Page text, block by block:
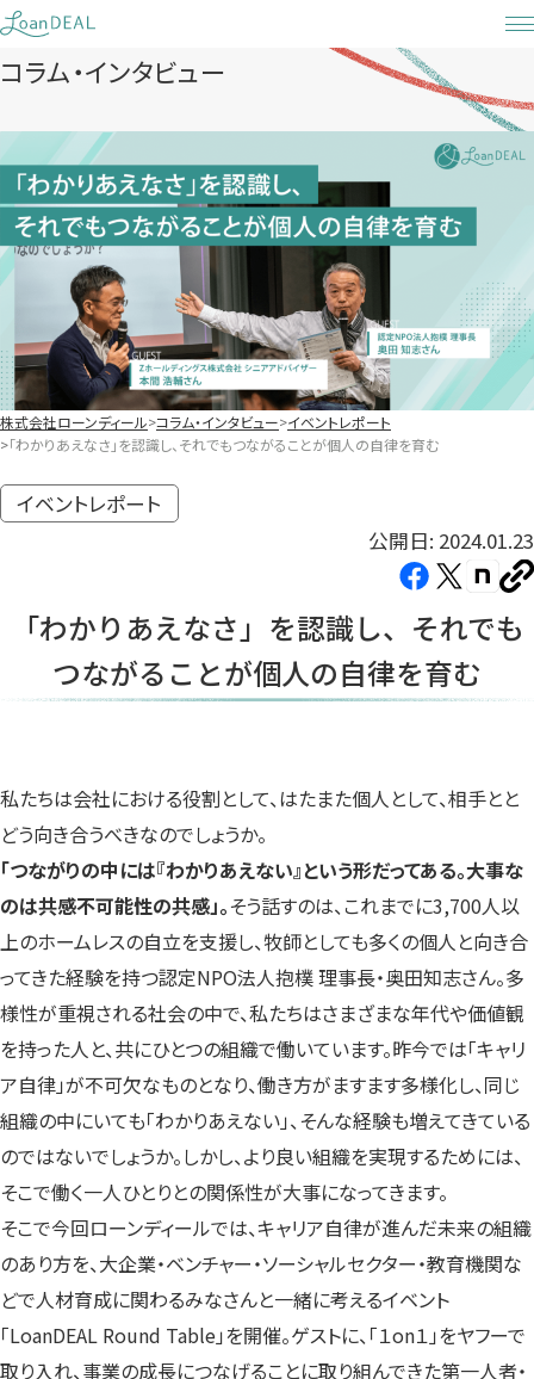
Skip
to
content
コラム・インタビュー
株式会社ローンディール コラム・インタビュー イベントレポート
「わかりあえなさ」を認識し、それでもつながることが個人の自律を育む
イベントレポート
公開日: 2024.01.23
Facebook（新
い
タ
ブ
き
X（新
い
タ
ブ
き
note（新
い
タ
ブ
き
コ
ピ
「わかりあえなさ」を認識し、それでも
つながることが個人の自律を育む
私たちは会社における役割として、はたまた個人として、相手とと
どう向き合うべきなのでしょうか。
「つながりの中には『わかりあえない』という形だってある。大事な
のは共感不可能性の共感」。そう話すのは、これまでに3,700人以
上のホームレスの自立を支援し、牧師としても多くの個人と向き合
ってきた経験を持つ認定NPO法人抱樸 理事長・奥田知志さん。多
様性が重視される社会の中で、私たちはさまざまな年代や価値観
を持った人と、共にひとつの組織で働いています。昨今では「キャリ
ア自律」が不可欠なものとなり、働き方がますます多様化し、同じ
組織の中にいても「わかりあえない」、そんな経験も増えてきている
のではないでしょうか。しかし、より良い組織を実現するためには、
そこで働く一人ひとりとの関係性が大事になってきます。
そこで今回ローンディールでは、キャリア自律が進んだ未来の組織
のあり方を、大企業・ベンチャー・ソーシャルセクター・教育機関な
どで人材育成に関わるみなさんと一緒に考えるイベント
「LoanDEAL Round Table」を開催。ゲストに、「１on１」をヤフーで
取り入れ、事業の成長につなげることに取り組んできた第一人者・